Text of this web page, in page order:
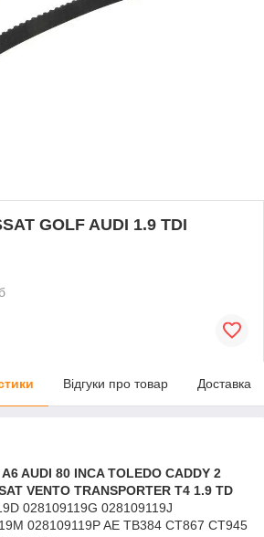
GOLF AUDI 1.9 TDI
Відгуки про товар Доставка
AUDI 80 INCA TOLEDO CADDY 2
VENTO TRANSPORTER T4 1.9 TD
028109119G 028109119J
028109119P AE TB384 CT867 CT945